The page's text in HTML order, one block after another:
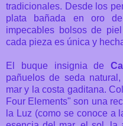
tradicionales. Desde los
plata bañada en oro
impecables bolsos de
cada pieza es única y
El buque insignia de
pañuelos de seda
mar y la costa gaditana.
Four Elements" son una
la Luz (como se conoce a